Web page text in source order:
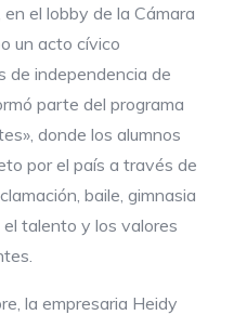
el lobby de la Cámara
un acto cívico
de independencia de
parte del programa
donde los alumnos
por el país a través de
baile, gimnasia
talento y los valores
la empresaria Heidy